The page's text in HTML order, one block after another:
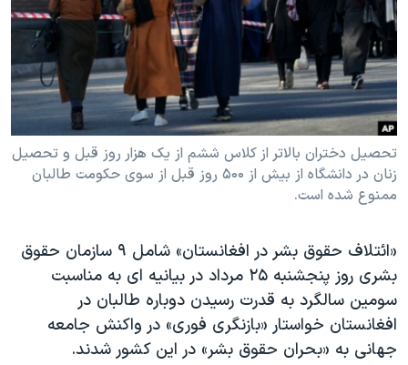
فرهنگ و زندگی
حقوق شهروندی
اقتصادی
علم و فناوری
اسرائیل در جنگ
گالری عکس
مستندها
انتخابات ریاست جمهوری آمریکا ۲۰۲۴
حمله جمهوری اسلامی به اسرائیل
رمز مهسا
ورزش زنان در ایران
اعتراضات زن، زندگی، آزادی
تریبونال مردمی آبان ۹۸
دادگاه حمید نوری
چهل سال گروگان‌گیری
قانون شفافیت دارائی کادر رهبری ایران
دنبال کنید
زبانهای مختلف
تحصیل دختران بالاتر از کلاس ششم از یک هزار روز قبل و تحصیل
زنان در دانشگاه از بیش از ۵۰۰ روز قبل از سوی حکومت طالبان
ممنوع شده است.
«ائتلاف حقوق بشر در افغانستان»‌ شامل ۹ سازمان حقوق
بشری روز پنجشنبه ۲۵ مرداد در بیانیه ای به مناسبت
سومین سالگرد به قدرت رسیدن دوباره طالبان در
افغانستان خواستار «بازنگری فوری» در واکنش جامعه
جهانی به «بحران حقوق بشر» در این کشور شدند.